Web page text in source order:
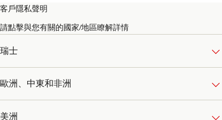
客戶隱私聲明
請點擊與您有關的國家/地區瞭解詳情
瑞士
歐洲、中東和非洲
美洲